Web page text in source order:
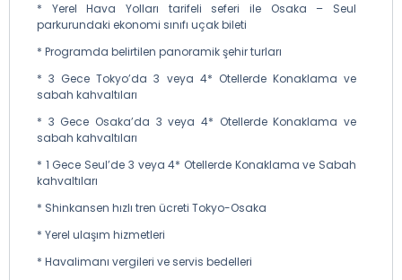
* Yerel Hava Yolları tarifeli seferi ile Osaka – Seul
parkurundaki ekonomi sınıfı uçak bileti
* Programda belirtilen panoramik şehir turları
* 3 Gece Tokyo’da 3 veya 4* Otellerde Konaklama ve
sabah kahvaltıları
* 3 Gece Osaka’da 3 veya 4* Otellerde Konaklama ve
sabah kahvaltıları
* 1 Gece Seul’de 3 veya 4* Otellerde Konaklama ve Sabah
kahvaltıları
* Shinkansen hızlı tren ücreti Tokyo-Osaka
* Yerel ulaşım hizmetleri
* Havalimanı vergileri ve servis bedelleri